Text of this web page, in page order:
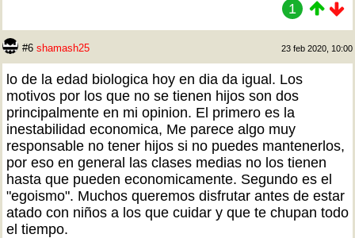
1
#6 shamash25 23 feb 2020, 10:00
lo de la edad biologica hoy en dia da igual. Los
motivos por los que no se tienen hijos son dos
principalmente en mi opinion. El primero es la
inestabilidad economica, Me parece algo muy
responsable no tener hijos si no puedes mantenerlos,
por eso en general las clases medias no los tienen
hasta que pueden economicamente. Segundo es el
"egoismo". Muchos queremos disfrutar antes de estar
atado con niños a los que cuidar y que te chupan todo
el tiempo.